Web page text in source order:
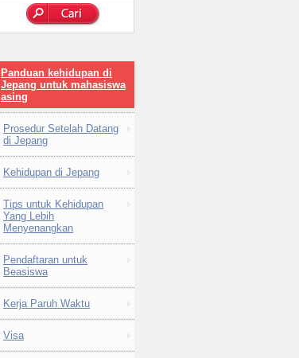
Panduan kehidupan di
Jepang untuk mahasiswa
asing
Prosedur Setelah Datang
di Jepang
Kehidupan di Jepang
Tips untuk Kehidupan
Yang Lebih
Menyenangkan
Pendaftaran untuk
Beasiswa
Kerja Paruh Waktu
Visa